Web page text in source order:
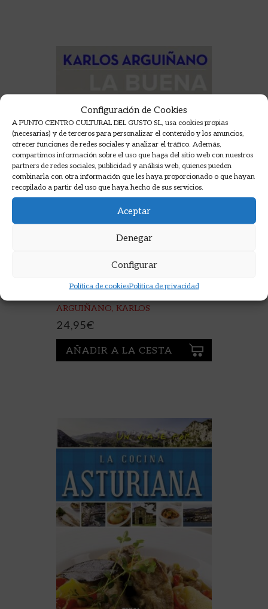
Configuración de Cookies
A PUNTO CENTRO CULTURAL DEL GUSTO SL, usa cookies propias
(necesarias) y de terceros para personalizar el contenido y los anuncios,
ofrecer funciones de redes sociales y analizar el tráfico. Además,
compartimos información sobre el uso que haga del sitio web con nuestros
partners de redes sociales, publicidad y análisis web, quienes pueden
combinarla con otra información que les haya proporcionado o que hayan
recopilado a partir del uso que haya hecho de sus servicios.
Aceptar
Denegar
Configurar
Política de cookiesPolítica de privacidad
ARGUIÑANO, KARLOS
24,95€
AÑADIR A LA CESTA